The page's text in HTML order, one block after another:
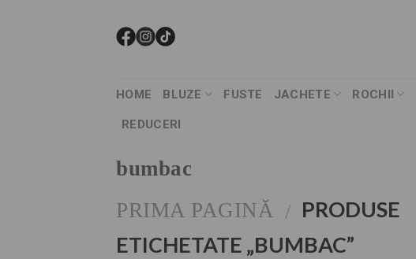
HOME BLUZE FUSTE JACHETE ROCHII
REDUCERI
bumbac
PRIMA PAGINĂ / PRODUSE
ETICHETATE „BUMBAC”